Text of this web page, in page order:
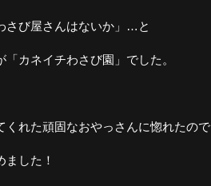
さび屋さんはないか」…と
カネイチわさび園」でした。
れた頑固なおやっさんに惚れたので
した！